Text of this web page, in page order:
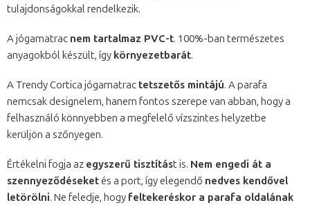
tulajdonságokkal rendelkezik.
A jógamatrac nem tartalmaz PVC-t. 100%-ban természetes
anyagokból készült, így környezetbarát.
A Trendy Cortica jógamatrac tetszetős mintájú. A parafa
nemcsak designelem, hanem fontos szerepe van abban, hogy a
felhasználó könnyebben a megfelelő vízszintes helyzetbe
kerüljön a szőnyegen.
Értékelni fogja az egyszerű tisztítást is. Nem engedi át a
szennyeződéseketés a port, így elegendő nedves kendővel
letörölni. Ne feledje, hogy feltekeréskor a parafa oldalának